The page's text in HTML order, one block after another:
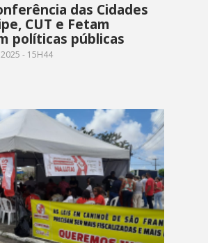
das Cidades
CUT e Fetam
políticas públicas
- 15H44